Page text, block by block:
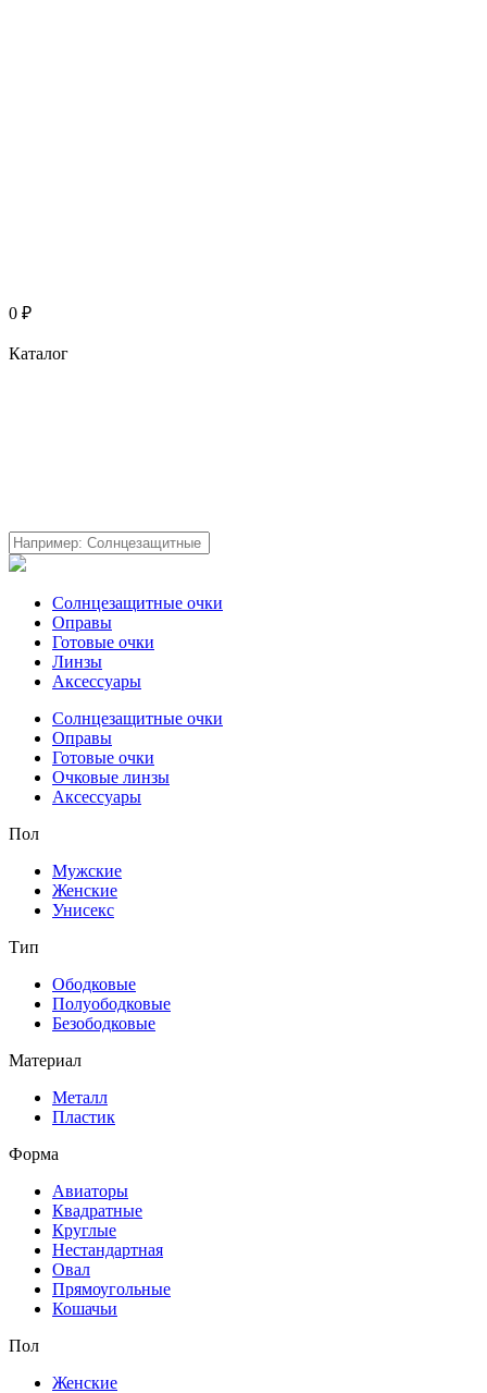
0 ₽
Каталог
Солнцезащитные очки
Оправы
Готовые очки
Линзы
Аксессуары
Солнцезащитные очки
Оправы
Готовые очки
Очковые линзы
Аксессуары
Пол
Мужские
Женские
Унисекс
Тип
Ободковые
Полуободковые
Безободковые
Материал
Металл
Пластик
Форма
Авиаторы
Квадратные
Круглые
Нестандартная
Овал
Прямоугольные
Кошачьи
Пол
Женские